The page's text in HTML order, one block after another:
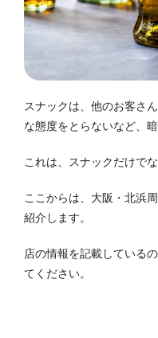
スナックは、他のお客さ
な態度をとらないなど、
これは、スナックだけで
ここからは、大阪・北浜
紹介します。
店の情報を記載している
てください。